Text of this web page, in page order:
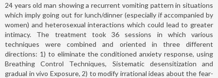
24 years old man showing a recurrent vomiting pattern in situations
which imply going out for lunch/dinner (especially if accompanied by
women) and heterosexual interactions which could lead to greater
intimacy. The treatment took 36 sessions in which various
techniques were combined and oriented in three different
directions: 1) to eliminate the conditioned anxiety response, using
Breathing Control Techniques, Sistematic desensitization and
gradual in vivo Exposure, 2) to modify irrational ideas about the fear-